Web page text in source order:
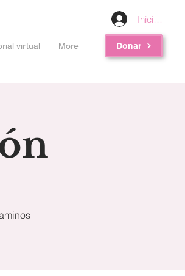
Iniciar sesión
virtual More Donar